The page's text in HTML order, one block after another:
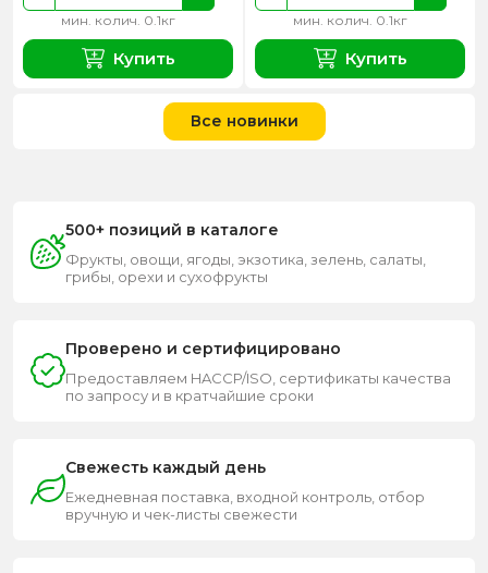
мин. колич. 0.1кг
Купить
мин. колич. 0.1кг
Купить
Все новинки
500+ позиций в каталоге
Фрукты, овощи, ягоды, экзотика, зелень, салаты,
грибы, орехи и сухофрукты
Проверено и сертифицировано
Предоставляем HACCP/ISO, сертификаты качества
по запросу и в кратчайшие сроки
Свежесть каждый день
Ежедневная поставка, входной контроль, отбор
вручную и чек-листы свежести